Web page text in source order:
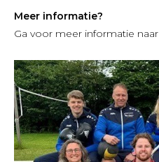
Meer informatie?
Ga voor meer informatie naar